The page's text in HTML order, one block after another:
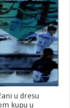
u dresu
kupu u